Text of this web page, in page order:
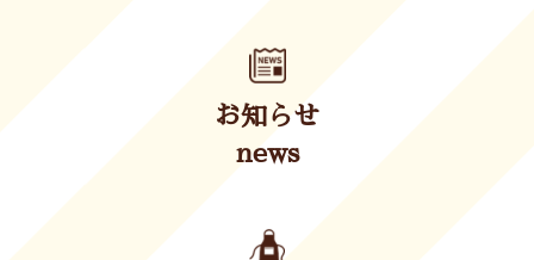
お知らせ
news